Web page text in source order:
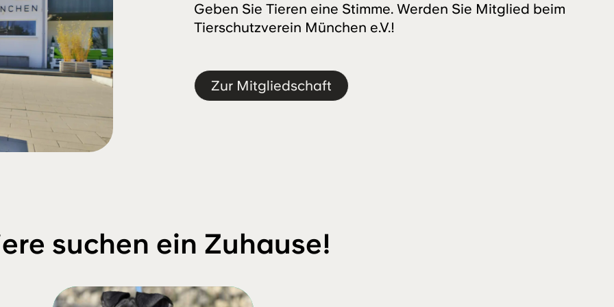
Geben Sie Tieren eine Stimme. Werden Sie Mitglied beim
Tierschutzverein München e.V.!
Zur Mitgliedschaft
suchen ein Zuhause!